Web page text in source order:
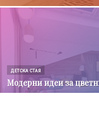
ДЕТСКА СТАЯ
Модерни идеи за